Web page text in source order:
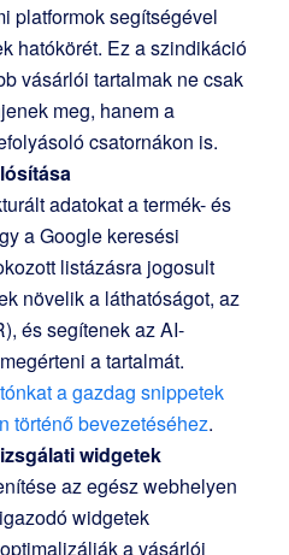
platformok segítségével
hatókörét. Ez a szindikáció
vásárlói tartalmak ne csak
meg, hanem a
csatornákon is.
adatokat a termék- és
a Google keresési
listázásra jogosult
növelik a láthatóságot, az
és segítenek az AI-
a tartalmát.
a gazdag snippetek
történő bevezetéséhez.
widgetek
az egész webhelyen
widgetek
a vásárlói